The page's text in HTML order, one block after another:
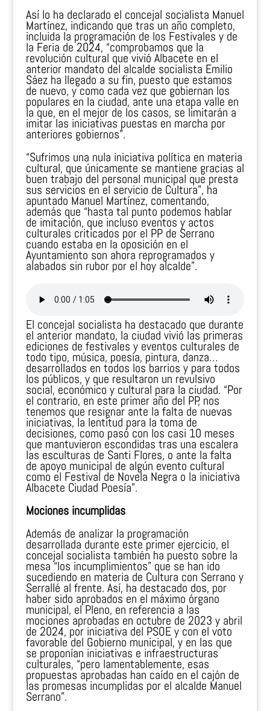
Así lo ha declarado el concejal socialista Manuel
Martínez, indicando que tras un año completo,
incluida la programación de los Festivales y de
la Feria de 2024, “comprobamos que la
revolución cultural que vivió Albacete en el
anterior mandato del alcalde socialista Emilio
Sáez ha llegado a su fin, puesto que estamos
de nuevo, y como cada vez que gobiernan los
populares en la ciudad, ante una etapa valle en
la que, en el mejor de los casos, se limitarán a
imitar las iniciativas puestas en marcha por
anteriores gobiernos”.
“Sufrimos una nula iniciativa política en materia
cultural, que únicamente se mantiene gracias al
buen trabajo del personal municipal que presta
sus servicios en el servicio de Cultura”, ha
apuntado Manuel Martínez, comentando,
además que “hasta tal punto podemos hablar
de imitación, que incluso eventos y actos
culturales criticados por el PP de Serrano
cuando estaba en la oposición en el
Ayuntamiento son ahora reprogramados y
alabados sin rubor por el hoy alcalde”.
El concejal socialista ha destacado que durante
el anterior mandato, la ciudad vivió las primeras
ediciones de festivales y eventos culturales de
todo tipo, música, poesía, pintura, danza…
desarrollados en todos los barrios y para todos
los públicos, y que resultaron un revulsivo
social, económico y cultural para la ciudad. “Por
el contrario, en este primer año del PP, nos
tenemos que resignar ante la falta de nuevas
iniciativas, la lentitud para la toma de
decisiones, como pasó con los casi 10 meses
que mantuvieron escondidas tras una escalera
las esculturas de Santi Flores, o ante la falta
de apoyo municipal de algún evento cultural
como el Festival de Novela Negra o la iniciativa
Albacete Ciudad Poesía”.
Mociones incumplidas
Además de analizar la programación
desarrollada durante este primer ejercicio, el
concejal socialista también ha puesto sobre la
mesa “los incumplimientos” que se han ido
sucediendo en materia de Cultura con Serrano y
Serrallé al frente. Así, ha destacado dos, por
haber sido aprobados en el máximo órgano
municipal, el Pleno, en referencia a las
mociones aprobadas en octubre de 2023 y abril
de 2024, por iniciativa del PSOE y con el voto
favorable del Gobierno municipal, y en las que
se proponían iniciativas e infraestructuras
culturales, “pero lamentablemente, esas
propuestas aprobadas han caído en el cajón de
las promesas incumplidas por el alcalde Manuel
Serrano”.